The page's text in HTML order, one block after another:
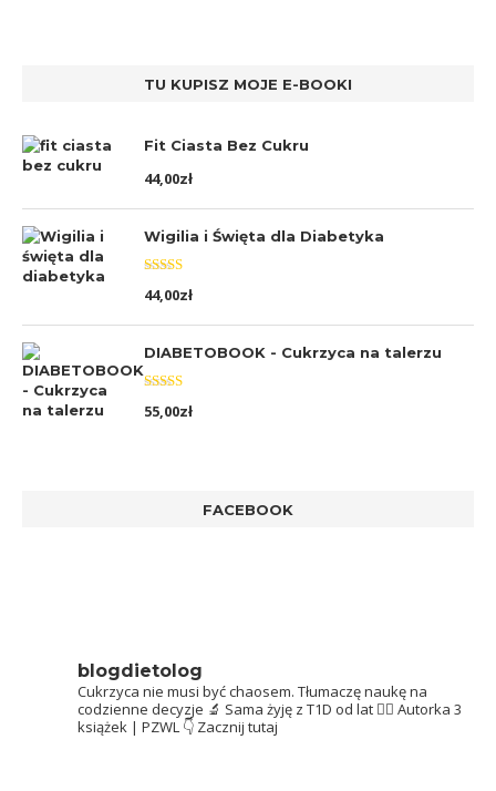
TU KUPISZ MOJE E-BOOKI
Fit Ciasta Bez Cukru
44,00zł
Wigilia i Święta dla Diabetyka
Oceniono
5.00na 5
44,00zł
DIABETOBOOK - Cukrzyca na talerzu
Oceniono
5.00na 5
55,00zł
FACEBOOK
blogdietolog
Cukrzyca nie musi być chaosem. Tłumaczę naukę na
codzienne decyzje 🔬 Sama żyję z T1D od lat 👩‍⚕️ Autorka 3
książek | PZWL 👇 Zacznij tutaj